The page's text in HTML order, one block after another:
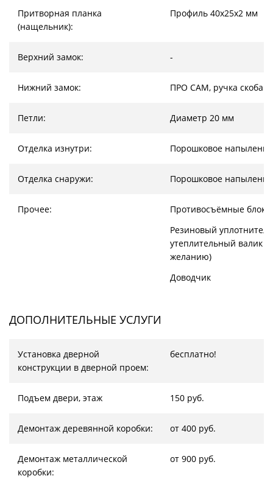
Притворная планка
(нащельник):
Профиль 40х25х2 мм
Верхний замок: -
Нижний замок: ПРО САМ, ручка скоба
Петли: Диаметр 20 мм
Отделка изнутри: Порошковое напыление
Отделка снаружи: Порошковое напыление
Прочее:
Противосъёмные
Резиновый
утеплительный валик
желанию)
Доводчик
ДОПОЛНИТЕЛЬНЫЕ УСЛУГИ
Установка дверной
конструкции в дверной проем:
бесплатно!
Подъем двери, этаж 150 руб.
Демонтаж деревянной коробки: от 400 руб.
Демонтаж металлической
коробки:
от 900 руб.